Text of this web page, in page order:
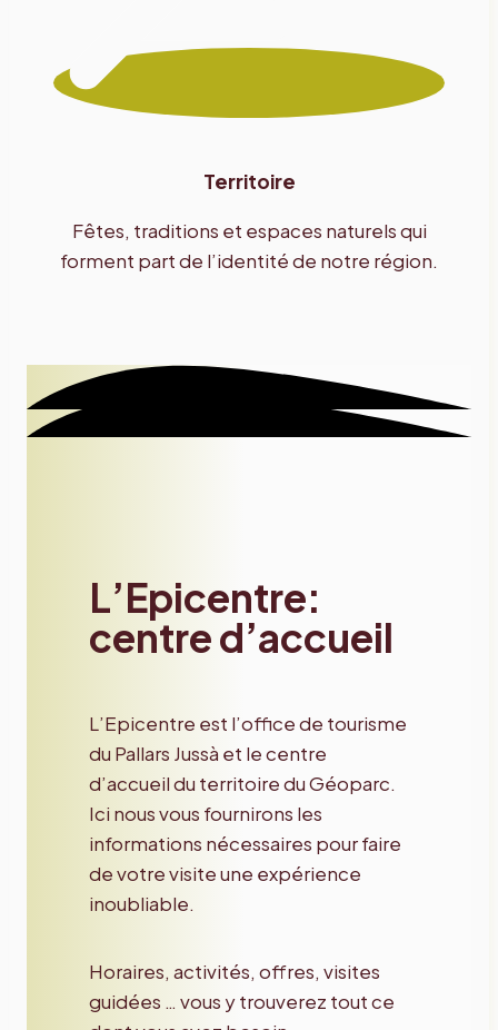
Territoire
Fêtes, traditions et espaces naturels qui
forment part de l’identité de notre région.
L’Epicentre:
centre d’accueil
L’Epicentre est l’office de tourisme
du Pallars Jussà et le centre
d’accueil du territoire du Géoparc.
Ici nous vous fournirons les
informations nécessaires pour faire
de votre visite une expérience
inoubliable.
Horaires, activités, offres, visites
guidées … vous y trouverez tout ce